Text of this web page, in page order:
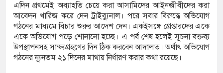
স্ক্যাফসহ নারী মাদক কারবারি গ্রেপ্তার
এদিন প্রথমেই অব্যাহতি চেয়ে করা আসামিদের আইনজীবীদের করা
আবেদন খারিজ করে দেন ট্রাইব্যুনাল। পরে সবার বিরুদ্ধে অভিযোগ
গঠনের মাধ্যমে বিচার শুরুর আদেশ দেন। একইসঙ্গে গ্রেপ্তারদের একে
একে অভিযোগ পড়ে শোনানো হচ্ছে। এ পর্ব শেষ হলেই সূচনা বক্তব্য
উপস্থাপনসহ সাক্ষ্যগ্রহণের দিন ঠিক করবেন আদালত। অর্থাৎ অভিযোগ
গঠনের ন্যূনতম ২১ দিনের মাথায় নির্ধারণ করার কথা রয়েছে।